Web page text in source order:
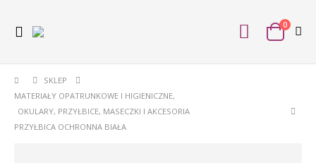
0
SKLEP
MATERIAŁY OPATRUNKOWE I HIGIENICZNE,
OKULARY, PRZYŁBICE, MASECZKI I AKCESORIA
PRZYŁBICA OCHRONNA BIAŁA